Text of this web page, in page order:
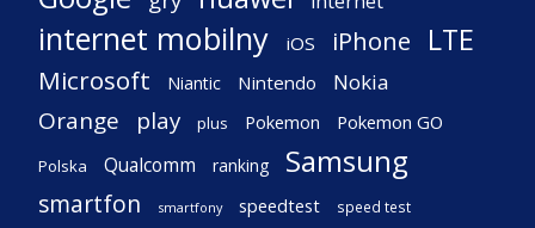
internet mobilny iOS iPhone LTE
Microsoft Niantic Nintendo Nokia
Orange play plus Pokemon Pokemon GO
Polska Qualcomm ranking Samsung
smartfon smartfony speedtest speed test